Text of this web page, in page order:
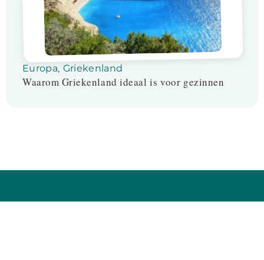
Europa, Griekenland
Waarom Griekenland ideaal is voor gezinnen